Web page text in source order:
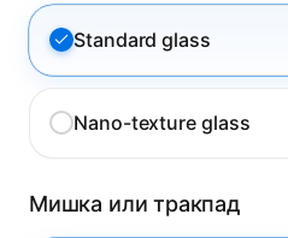
Standard glass
Nano-texture glass
Мишка или тракпад